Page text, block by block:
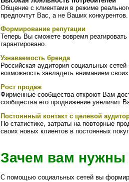
Общение с клиентами в режиме
предпочтут Вас, а не Ваших конкурентов.
Формирование репутации
Теперь Вы сможете вовремя
гарантировано.
Узнаваемость бренда
Российская аудитория социальных
возможность завладеть вниманием
Рост продаж
Фирменные сообщества откроют Вам
сообщества его продвижение увеличит
Постоянный контакт с целевой
По статистике, затраты на повторные
своих новых клиентов в постоянных
Зачем вам нужны
С помощью социальных сетей вы